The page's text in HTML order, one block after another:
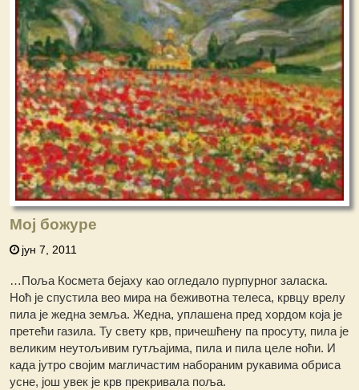
Мој божуре
јун 7, 2011
…Поља Космета бејаху као огледало пурпурног заласка.
Ноћ је спустила вео мира на беживотна телеса, крвцу врелу
пила је жедна земља. Жедна, уплашена пред хордом која је
претећи газила. Ту свету крв, причешћену па просуту, пила је
великим неутољивим гутљајима, пила и пила целе ноћи. И
када јутро својим магличастим набораним рукавима обриса
усне, још увек је крв прекривала поља.